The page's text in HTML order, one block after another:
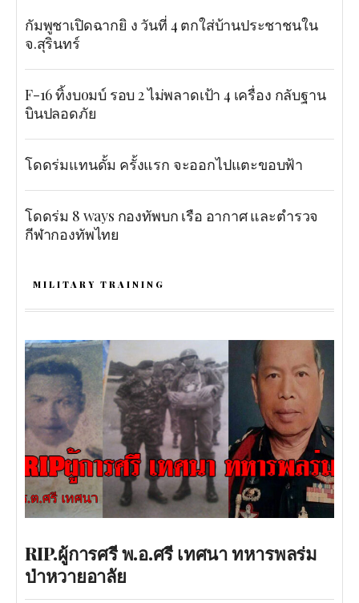
กัมพูชาเปิดฉากยิ ง วันที่ 4 ตกใส่บ้านประชาชนใน
จ.สุรินทร์
F-16 ทิ้งบoมบ์ รอบ 2 ไม่พลาดเป้า 4 เครื่อง กลับฐาน
บินปลอดภัย
โดดร่มแทนดั้ม ครั้งแรก จะออกไปแตะขอบฟ้า
โดดร่ม 8 ways กองทัพบก เรือ อากาศ และตำรวจ
กีฬากองทัพไทย
MILITARY TRAINING
RIP.ผู้การศรี พ.อ.ศรี เทศนา ทหารพลร่ม
ป่าหวายอาลัย